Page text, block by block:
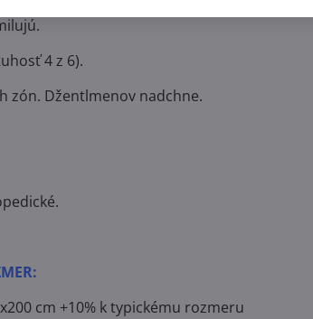
4 z 6).
zón. Džentlmenov nadchne.
cm +10% k typickému rozmeru